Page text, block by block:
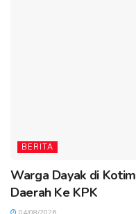
BERITA
Warga Dayak di
Daerah Ke KPK